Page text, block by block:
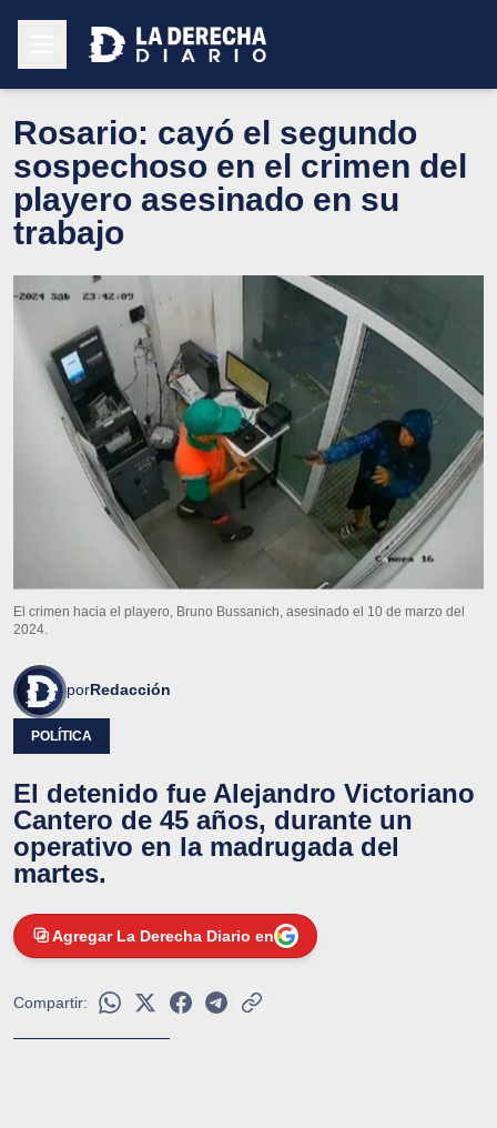
Rosario: cayó el segundo
sospechoso en el crimen del
playero asesinado en su
trabajo
El crimen hacia el playero, Bruno Bussanich, asesinado el 10 de marzo del
2024.
porRedacción
POLÍTICA
El detenido fue Alejandro Victoriano
Cantero de 45 años, durante un
operativo en la madrugada del
martes.
Agregar La Derecha Diario en
Compartir: